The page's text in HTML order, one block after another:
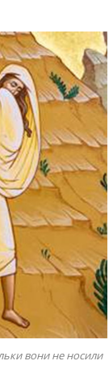
вони не носили